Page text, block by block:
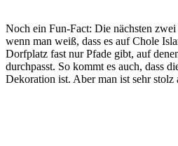
Noch ein Fun-Fact: Die nächsten
wenn man weiß, dass es auf Chole
Dorfplatz fast nur Pfade gibt, auf
durchpasst. So kommt es auch, dass
Dekoration ist. Aber man ist sehr